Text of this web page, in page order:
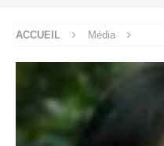
ACCUEIL Média